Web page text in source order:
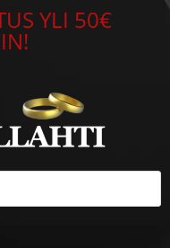
YLI 50€